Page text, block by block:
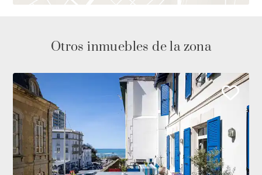
Otros inmuebles de la zona